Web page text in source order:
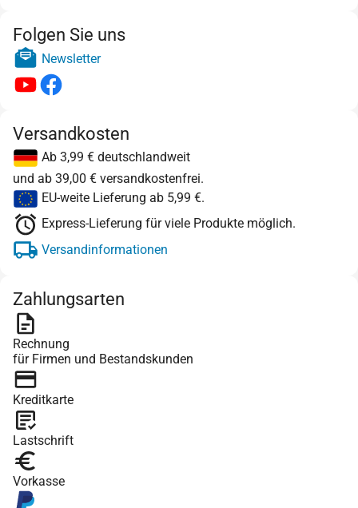
Folgen Sie uns
Newsletter
Versandkosten
Ab 3,99 € deutschlandweit
und ab 39,00 € versandkostenfrei.
EU-weite Lieferung ab 5,99 €.
Express-Lieferung für viele Produkte möglich.
Versandinformationen
Zahlungsarten
Rechnung
für Firmen und Bestandskunden
Kreditkarte
Lastschrift
Vorkasse